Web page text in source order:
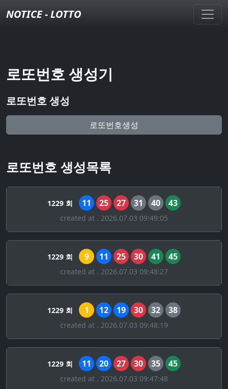
NOTICE - LOTTO
로또번호 생성기
로또번호 생성
로또번호생성
로또번호 생성목록
1229 회 11 25 27 31 40 43
created at . 2026.07.03 09:49:05
1229 회 9 11 25 30 41 45
created at . 2026.07.03 09:48:27
1229 회 1 12 19 30 32 38
created at . 2026.07.03 09:48:19
1229 회 11 20 27 30 35 45
created at . 2026.07.03 09:47:48